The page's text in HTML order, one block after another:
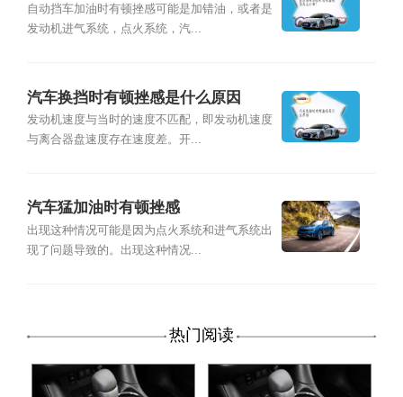
事？
自动挡车加油时有顿挫感可能是加错油，或者是
发动机进气系统，点火系统，汽...
汽车换挡时有顿挫感是什么原因
发动机速度与当时的速度不匹配，即发动机速度
与离合器盘速度存在速度差。开...
汽车猛加油时有顿挫感
出现这种情况可能是因为点火系统和进气系统出
现了问题导致的。出现这种情况...
热门阅读